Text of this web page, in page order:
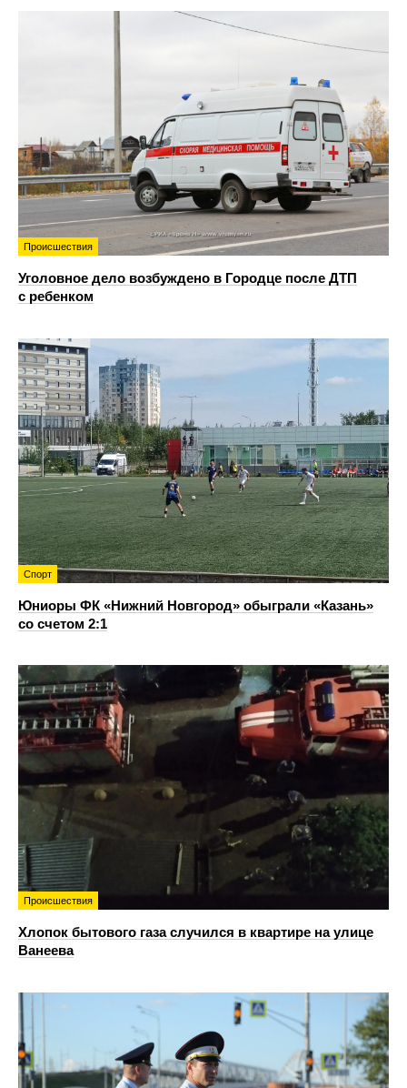
Происшествия
Уголовное дело возбуждено в Городце после ДТП
с ребенком
Спорт
Юниоры ФК «Нижний Новгород» обыграли «Казань»
со счетом 2:1
Происшествия
Хлопок бытового газа случился в квартире на улице
Ванеева